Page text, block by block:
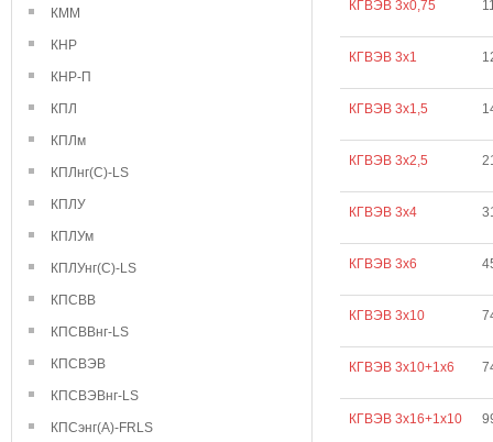
КММ
КНР
КНР-П
КПЛ
КПЛм
КПЛнг(С)-LS
КПЛУ
КПЛУм
КПЛУнг(С)-LS
КПСВВ
КПСВВнг-LS
КПСВЭВ
КПСВЭВнг-LS
КПСэнг(А)-FRLS
КГВЭВ 3х0,75
КГВЭВ 3х1
КГВЭВ 3х1,5
КГВЭВ 3х2,5
КГВЭВ 3х4
КГВЭВ 3х6
КГВЭВ 3х10
КГВЭВ 3х10+1х6
КГВЭВ 3х16+1х10